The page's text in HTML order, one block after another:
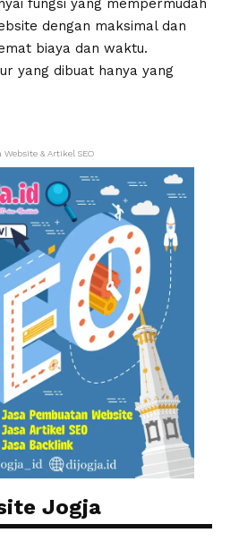
fungsi yang mempermudah
dengan maksimal dan
biaya dan waktu.
yang dibuat hanya yang
Website & Artikel SEO
Jogja